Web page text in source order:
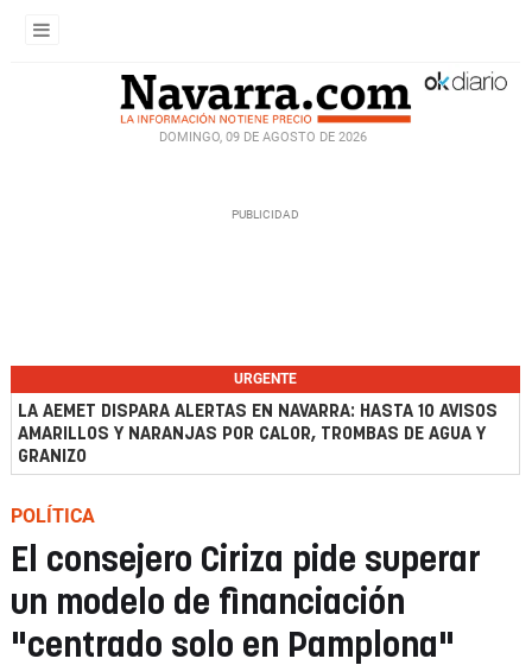
DOMINGO, 09 DE AGOSTO DE 2026
URGENTE
LA AEMET DISPARA ALERTAS EN NAVARRA: HASTA 10 AVISOS
AMARILLOS Y NARANJAS POR CALOR, TROMBAS DE AGUA Y
GRANIZO
POLÍTICA
El consejero Ciriza pide superar
un modelo de financiación
"centrado solo en Pamplona"